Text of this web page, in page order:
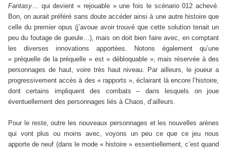
Fantasy… qui devient « rejouable » une fois le scénario 012 achevé.
Bon, on aurait préféré sans doute accéder ainsi à une autre histoire que
celle du premier opus (j’avoue avoir trouvé que cette solution tenait un
peu du foutage de gueule…), mais on doit bien faire avec, en comptant
les diverses innovations apportées. Notons également qu’une
« préquelle de la préquelle » est « débloquable », mais réservée à des
personnages de haut, voire très haut niveau. Par ailleurs, le joueur a
progressivement accès à des « rapports », éclairant là encore l’histoire,
dont certains impliquent des combats – dans lesquels on joue
éventuellement des personnages liés à Chaos, d’ailleurs.
Pour le reste, outre les nouveaux personnages et les nouvelles arènes
qui vont plus ou moins avec, voyons un peu ce que ce jeu nous
apporte de neuf (dans le mode « histoire » essentiellement, c’est quand